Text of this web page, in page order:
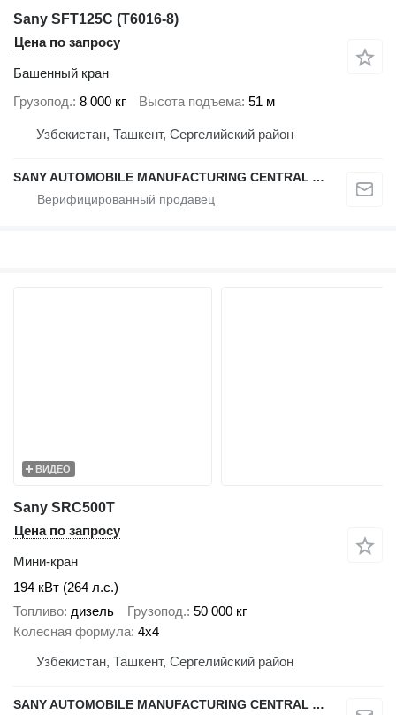
Sany SFT125C (T6016-8)
Цена по запросу
Башенный кран
Грузопод. 8 000 кг Высота подъема 51 м
Узбекистан, Ташкент, Сергелийский район
SANY AUTOMOBILE MANUFACTURING CENTRAL ASIA
ВИДЕО
Sany SRC500T
Цена по запросу
Мини-кран
194 кВт (264 л.с.)
Топливо дизель Грузопод. 50 000 кг
Колесная формула 4x4
Узбекистан, Ташкент, Сергелийский район
SANY AUTOMOBILE MANUFACTURING CENTRAL ASIA